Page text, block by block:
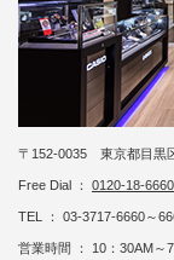
〒152-0035 東京都目黒
Free Dial ： 0120-18-6660
TEL ： 03-3717-6660～
営業時間 ： 10：30AM～